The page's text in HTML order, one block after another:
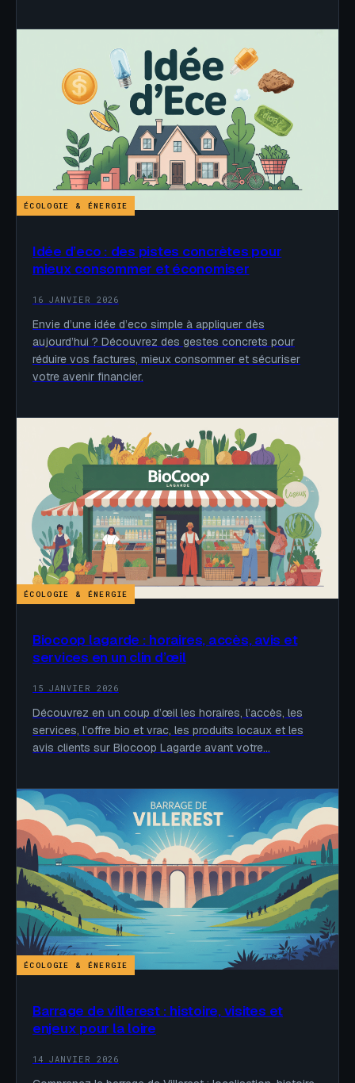
ÉCOLOGIE & ÉNERGIE
Idée d’eco : des pistes concrètes pour
mieux consommer et économiser
16 JANVIER 2026
Envie d’une idée d’eco simple à appliquer dès
aujourd’hui ? Découvrez des gestes concrets pour
réduire vos factures, mieux consommer et sécuriser
votre avenir financier.
ÉCOLOGIE & ÉNERGIE
Biocoop lagarde : horaires, accès, avis et
services en un clin d’œil
15 JANVIER 2026
Découvrez en un coup d’œil les horaires, l’accès, les
services, l’offre bio et vrac, les produits locaux et les
avis clients sur Biocoop Lagarde avant votre…
ÉCOLOGIE & ÉNERGIE
Barrage de villerest : histoire, visites et
enjeux pour la loire
14 JANVIER 2026